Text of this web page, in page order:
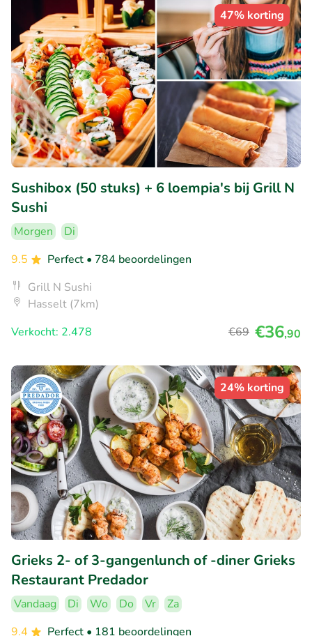
47% korting
Sushibox (50 stuks) + 6 loempia's bij Grill N
Sushi
Morgen
Di
9.5
Perfect • 784 beoordelingen
Grill N Sushi
Hasselt (7km)
Verkocht: 2.478
€69 €36,90
24% korting
Grieks 2- of 3-gangenlunch of -diner Grieks
Restaurant Predador
Vandaag Di Wo Do Vr
Za
9.4
Perfect • 181 beoordelingen